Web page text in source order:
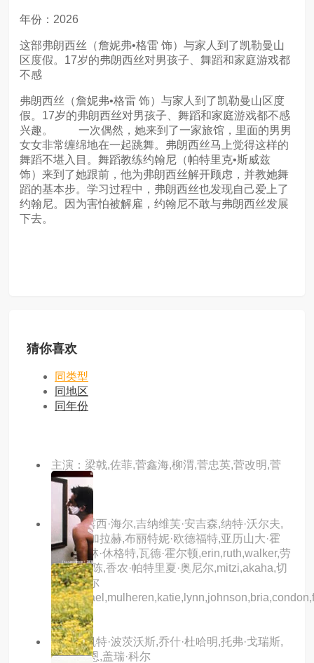
年份：2026
这部弗朗西丝（詹妮弗•格雷 饰）与家人到了凯勒曼山
区度假。17岁的弗朗西丝对男孩子、舞蹈和家庭游戏都
不感
弗朗西丝（詹妮弗•格雷 饰）与家人到了凯勒曼山区度
假。17岁的弗朗西丝对男孩子、舞蹈和家庭游戏都不感
兴趣。 一次偶然，她来到了一家旅馆，里面的男男
女女非常缠绵地在一起跳舞。弗朗西丝马上觉得这样的
舞蹈不堪入目。舞蹈教练约翰尼（帕特里克•斯威兹
饰）来到了她跟前，他为弗朗西丝解开顾虑，并教她舞
蹈的基本步。学习过程中，弗朗西丝也发现自己爱上了
约翰尼。因为害怕被解雇，约翰尼不敢与弗朗西丝发展
下去。
猜你喜欢
同类型
同地区
同年份
主演：梁戟,佐菲,菅鑫海,柳渭,菅忠英,菅改明,菅
艳祥
主演：露西·海尔,吉纳维芙·安吉森,纳特·沃尔夫,
小约翰·加拉赫,布丽特妮·欧德福特,亚历山大·霍
吉,马塞林·休格特,瓦德·霍尔顿,erin,ruth,walker,劳
拉·卡伊·陈,香农·帕特里夏·奥尼尔,mitzi,akaha,切
斯·莱菲尔
德
主演：凯特·波茨沃斯,乔什·杜哈明,托弗·戈瑞斯,
内森·连恩,盖瑞·科尔